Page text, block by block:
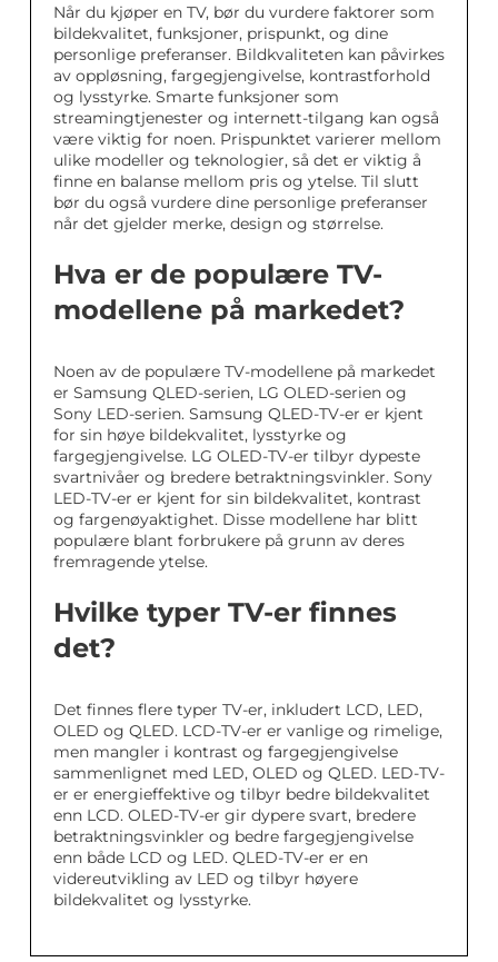
Når du kjøper en TV, bør du vurdere faktorer som
bildekvalitet, funksjoner, prispunkt, og dine
personlige preferanser. Bildkvaliteten kan påvirkes
av oppløsning, fargegjengivelse, kontrastforhold
og lysstyrke. Smarte funksjoner som
streamingtjenester og internett-tilgang kan også
være viktig for noen. Prispunktet varierer mellom
ulike modeller og teknologier, så det er viktig å
finne en balanse mellom pris og ytelse. Til slutt
bør du også vurdere dine personlige preferanser
når det gjelder merke, design og størrelse.
Hva er de populære TV-
modellene på markedet?
Noen av de populære TV-modellene på markedet
er Samsung QLED-serien, LG OLED-serien og
Sony LED-serien. Samsung QLED-TV-er er kjent
for sin høye bildekvalitet, lysstyrke og
fargegjengivelse. LG OLED-TV-er tilbyr dypeste
svartnivåer og bredere betraktningsvinkler. Sony
LED-TV-er er kjent for sin bildekvalitet, kontrast
og fargenøyaktighet. Disse modellene har blitt
populære blant forbrukere på grunn av deres
fremragende ytelse.
Hvilke typer TV-er finnes
det?
Det finnes flere typer TV-er, inkludert LCD, LED,
OLED og QLED. LCD-TV-er er vanlige og rimelige,
men mangler i kontrast og fargegjengivelse
sammenlignet med LED, OLED og QLED. LED-TV-
er er energieffektive og tilbyr bedre bildekvalitet
enn LCD. OLED-TV-er gir dypere svart, bredere
betraktningsvinkler og bedre fargegjengivelse
enn både LCD og LED. QLED-TV-er er en
videreutvikling av LED og tilbyr høyere
bildekvalitet og lysstyrke.